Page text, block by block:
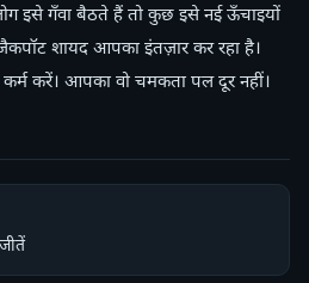
इसे गँवा बैठते हैं तो कुछ इसे नई ऊँचाइयों
शायद आपका इंतज़ार कर रहा है।
करें। आपका वो चमकता पल दूर नहीं।